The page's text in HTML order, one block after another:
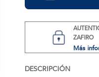
ZAFIRO
Más
DESCRIPCIÓN